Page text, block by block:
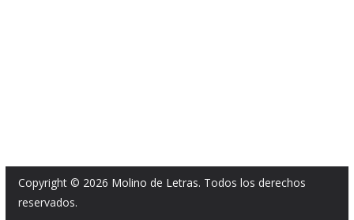
Copyright © 2026 Molino de Letras. Todos los derechos
reservados.